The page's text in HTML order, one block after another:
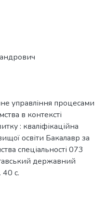
управління процесами
в контексті
: кваліфікаційна
освіти Бакалавр за
спеціальності 073
державний
40 с.